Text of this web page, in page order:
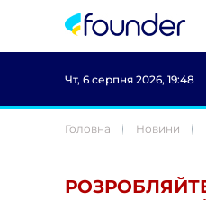
Чт, 6 серпня 2026, 19:48
Головна Новини